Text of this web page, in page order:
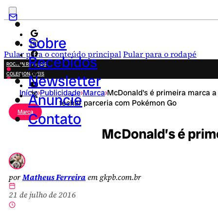
Pular para o conteúdo principalPular para o rodapé
Sobre
Recebidos
Newsletter
Anuncie
Contato
ROCK IN RIO 2026
COLECIONÁVEIS
FESTA JUNINA
NOVIDADES
CAMPANHAS CRIATIVAS
Início›Publicidade›Marca›McDonald's é primeira marca a
fechar parceria com Pokémon Go
Marca
McDonald’s é
porMatheus Ferreiraem gkpb.com.br
21 de julho de 2016